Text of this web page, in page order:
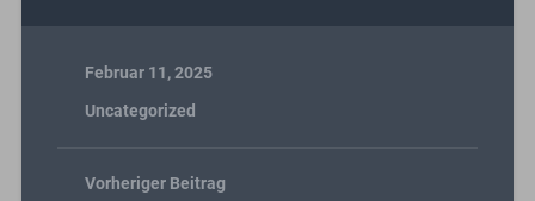
Februar 11, 2025
Uncategorized
Vorheriger Beitrag